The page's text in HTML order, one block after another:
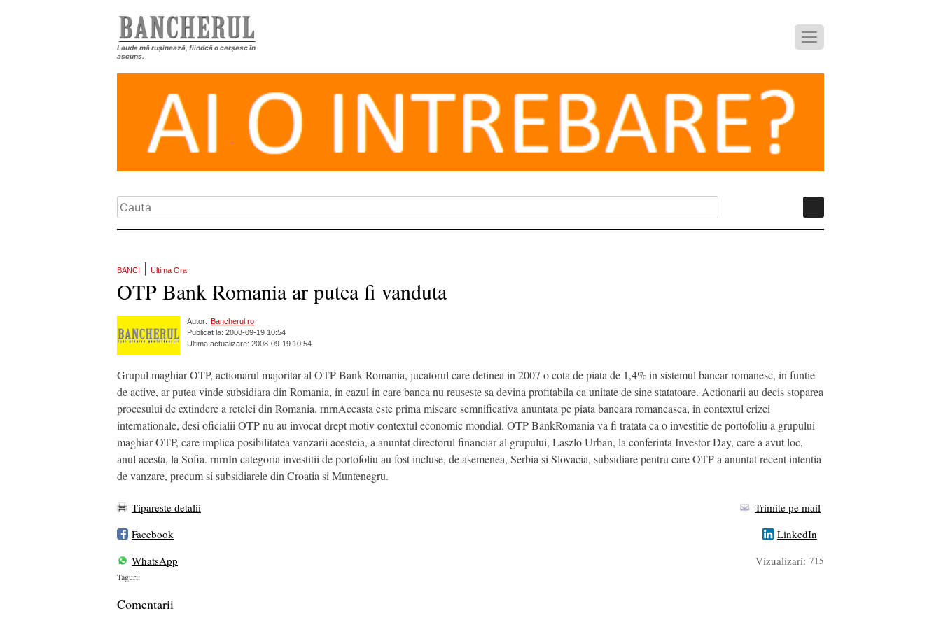
Lauda mă rușinează, fiindcă o cerșesc în
ascuns.
BANCI Ultima Ora
OTP Bank Romania ar putea fi vanduta
Autor:
Bancherul.ro
Publicat la: 2008-09-19 10:54
Ultima actualizare: 2008-09-19 10:54
Grupul maghiar OTP, actionarul majoritar al OTP Bank Romania, jucatorul care detinea in 2007 o cota de piata de 1,4% in sistemul bancar romanesc, in funtie
de active, ar putea vinde subsidiara din Romania, in cazul in care banca nu reuseste sa devina profitabila ca unitate de sine statatoare. Actionarii au decis stoparea
procesului de extindere a retelei din Romania. rnrnAceasta este prima miscare semnificativa anuntata pe piata bancara romaneasca, in contextul crizei
internationale, desi oficialii OTP nu au invocat drept motiv contextul economic mondial. OTP BankRomania va fi tratata ca o investitie de portofoliu a grupului
maghiar OTP, care implica posibilitatea vanzarii acesteia, a anuntat directorul financiar al grupului, Laszlo Urban, la conferinta Investor Day, care a avut loc,
anul acesta, la Sofia. rnrnIn categoria investitii de portofoliu au fost incluse, de asemenea, Serbia si Slovacia, subsidiare pentru care OTP a anuntat recent intentia
de vanzare, precum si subsidiarele din Croatia si Muntenegru.
Tipareste detalii
Trimite pe mail
Facebook
LinkedIn
WhatsApp
Vizualizari: 715
Taguri:
Comentarii